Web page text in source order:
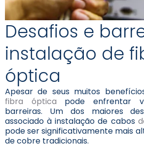
Desafios e
instalação de
óptica
Apesar de seus muitos
fibra óptica pode enfrentar
barreiras. Um dos maiores
associado à instalação de cabos
pode ser significativamente mais
de cobre tradicionais.